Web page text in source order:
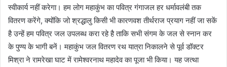
स्वीकार्य नहीं करेगा। हम लोग महाकुंभ का पवित्र गंगाजल हर धर्मावलंबी तक
वितरण करेंगे, क्योंकि जो श्रद्धालु किसी भी कारणवश तीर्थराज प्रयाग नहीं जा सकें
है उन्हें हम पवित्र जल उपलब्ध करा रहे है ताकि सभी संगम के जल से स्नान कर
के पुण्य के भागी बनें। महाकुंभ जल वितरण रथ यात्रा निकालने से पूर्व डॉक्टर
मिश्रा ने रामरेखा घाट में रामेश्वरनाथ महादेव का पूजा भी किया। यह जत्था